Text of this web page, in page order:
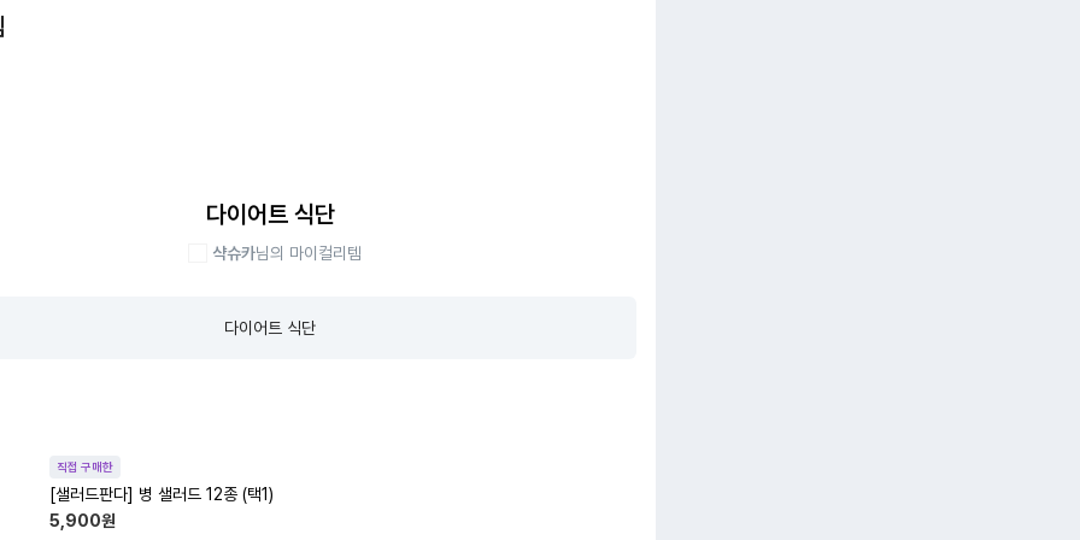
다이어트 식단
샥슈카님의 마이컬리템
다이어트 식단
직접 구매한
[샐러드판다] 병 샐러드 12종 (택1)
5,900원